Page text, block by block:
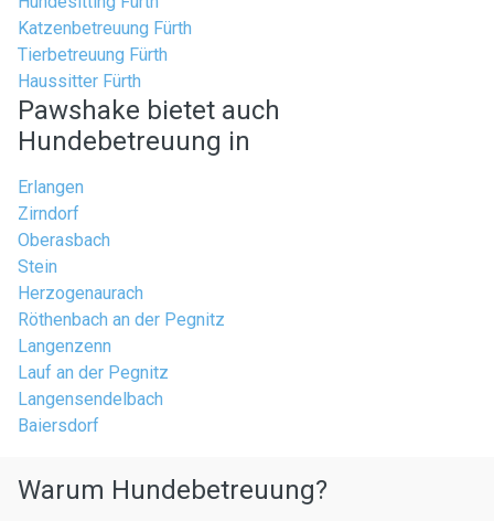
Katzenbetreuung Fürth
Tierbetreuung Fürth
Haussitter Fürth
Pawshake bietet auch
Hundebetreuung in
Erlangen
Zirndorf
Oberasbach
Stein
Herzogenaurach
Röthenbach an der Pegnitz
Langenzenn
Lauf an der Pegnitz
Langensendelbach
Baiersdorf
Warum Hundebetreuung?